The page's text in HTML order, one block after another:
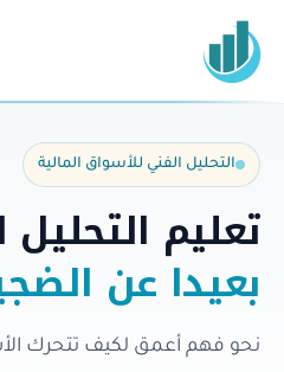
التحليل الفني للأسواق المالية
تعليم
بعيدا عن
نحو فهم أعمق لكيف تتحرك